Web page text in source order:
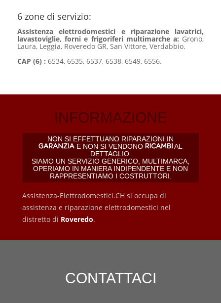
6 zone di servizio:
Assistenza elettrodomestici e riparazione lavatrici,
lavastoviglie, forni e frigoriferi multimarche a: Grono,
Laura, Leggia, Roveredo GR, San Vittore, Verdabbio.
CAP (6) : 6534, 6535, 6537, 6538, 6549, 6556.
INFORMAZIONE
NON SI EFFETTUANO RIPARAZIONI IN
E NON SI VENDONO
AL
DETTAGLIO.
SIAMO UN SERVIZIO GENERICO, MULTIMARCA,
OPERIAMO IN MANIERA INDIPENDENTE E NON
RAPPRESENTIAMO I COSTRUTTORI.
Assistenza-Elettrodomestici.CH si occupa di
assistenza e riparazione elettrodomestici nel
distretto di Roveredo.
CONTATTACI